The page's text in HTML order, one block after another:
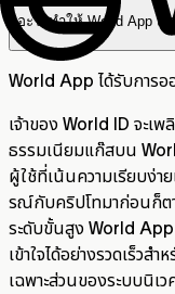
อะไรทำให้ World App แ
World App ได้รับการอ
เจ้าของ World ID จะเ
ธรรมเนียมแก๊สบน
ผู้ใช้ที่เน้นความเรียบง่า
รณ์กับคริปโทมาก่อนก็ต
ระดับขั้นสูง World App
เข้าใจได้อย่างรวดเร็วส
เฉพาะส่วนของระบบนิ